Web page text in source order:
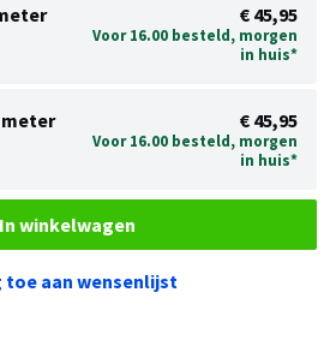
€ 45,95
Voor 16.00 besteld, morgen
in huis*
meter
€ 45,95
Voor 16.00 besteld, morgen
in huis*
In winkelwagen
toe aan wensenlijst